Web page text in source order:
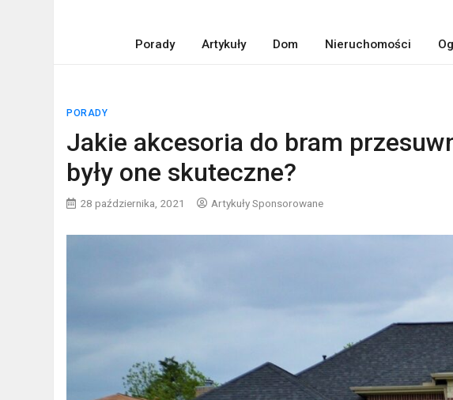
Porady Artykuły Dom Nieruchomości
PORADY
Jakie akcesoria do bram
były one skuteczne?
28 października, 2021 Artykuły Sponsorowane